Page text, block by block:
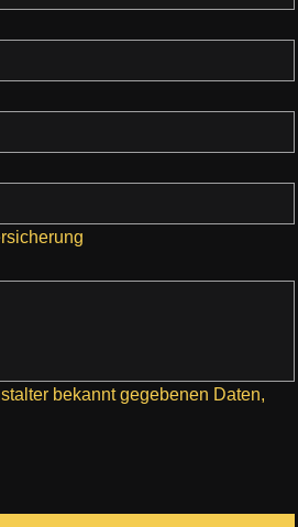
bekannt gegebenen Daten,